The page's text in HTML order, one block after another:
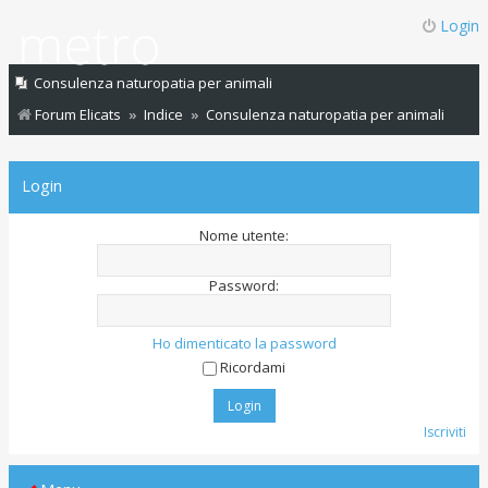
Login
Consulenza naturopatia per animali
Forum Elicats
Indice Consulenza naturopatia per animali
Login
Nome utente:
Password:
Ho dimenticato la password
Ricordami
Iscriviti